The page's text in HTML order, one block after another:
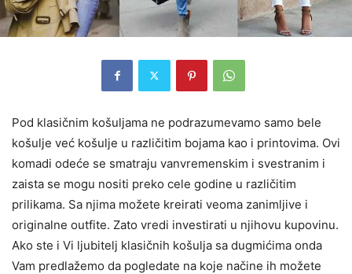
Pod klasičnim košuljama ne podrazumevamo samo bele
košulje već košulje u različitim bojama kao i printovima. Ovi
komadi odeće se smatraju vanvremenskim i svestranim i
zaista se mogu nositi preko cele godine u različitim
prilikama. Sa njima možete kreirati veoma zanimljive i
originalne outfite. Zato vredi investirati u njihovu kupovinu.
Ako ste i Vi ljubitelj klasičnih košulja sa dugmićima onda
Vam predlažemo da pogledate na koje načine ih možete